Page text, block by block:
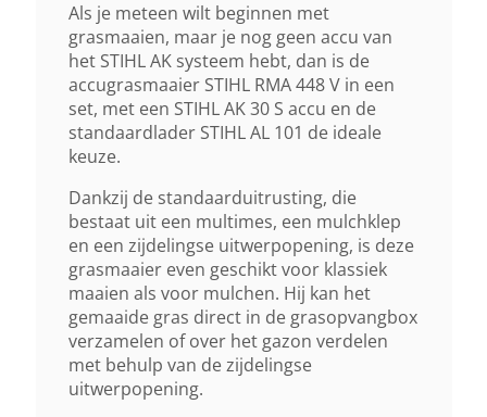
Als je meteen wilt beginnen met
grasmaaien, maar je nog geen accu van
het STIHL AK systeem hebt, dan is de
accugrasmaaier STIHL RMA 448 V in een
set, met een STIHL AK 30 S accu en de
standaardlader STIHL AL 101 de ideale
keuze.
Dankzij de standaarduitrusting, die
bestaat uit een multimes, een mulchklep
en een zijdelingse uitwerpopening, is deze
grasmaaier even geschikt voor klassiek
maaien als voor mulchen. Hij kan het
gemaaide gras direct in de grasopvangbox
verzamelen of over het gazon verdelen
met behulp van de zijdelingse
uitwerpopening.
Mulchkit
Ja Incl.
Wielaandrijving
Maaihuis
Kunststof
Neerklapbare Stuurboom
Ja Comfortstuur